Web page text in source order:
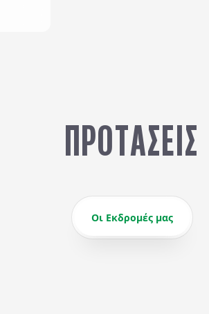
ΠΡΟΤΆΣΕΙΣ
Οι Εκδρομές μας